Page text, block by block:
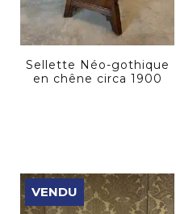
Sellette Néo-gothique
en chêne circa 1900
VENDU